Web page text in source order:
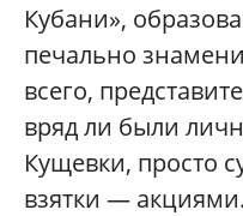
Кубани»,
печально
всего,
вряд ли были
Кущевки, просто
взятки —